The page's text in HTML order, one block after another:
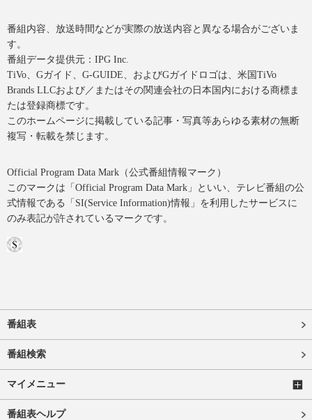
番組内容、放送時間などが実際の放送内容と異なる場合がございま
す。
番組データ提供元：IPG Inc.
TiVo、Gガイド、G-GUIDE、およびGガイドロゴは、米国TiVo
Brands LLCおよび／またはその関連会社の日本国内における商標ま
たは登録商標です。
このホームページに掲載している記事・写真等あらゆる素材の無断
複写・転載を禁じます。
Official Program Data Mark（公式番組情報マーク）
このマークは「Official Program Data Mark」といい、テレビ番組の公
式情報である「SI(Service Information)情報」を利用したサービスに
のみ表記が許されているマークです。
番組表
番組検索
マイメニュー
番組表ヘルプ